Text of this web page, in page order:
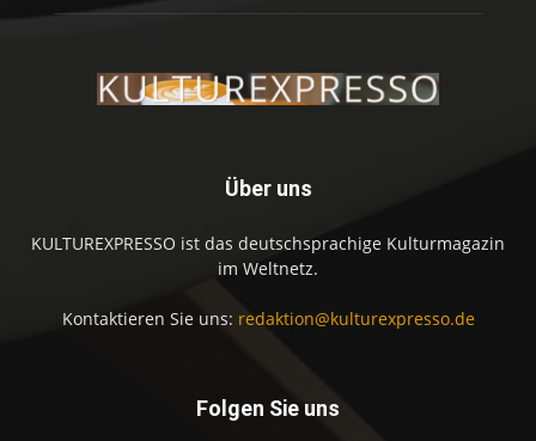
Über uns
KULTUREXPRESSO ist das deutschsprachige Kulturmagazin
im Weltnetz.
Kontaktieren Sie uns: redaktion@kulturexpresso.de
Folgen Sie uns